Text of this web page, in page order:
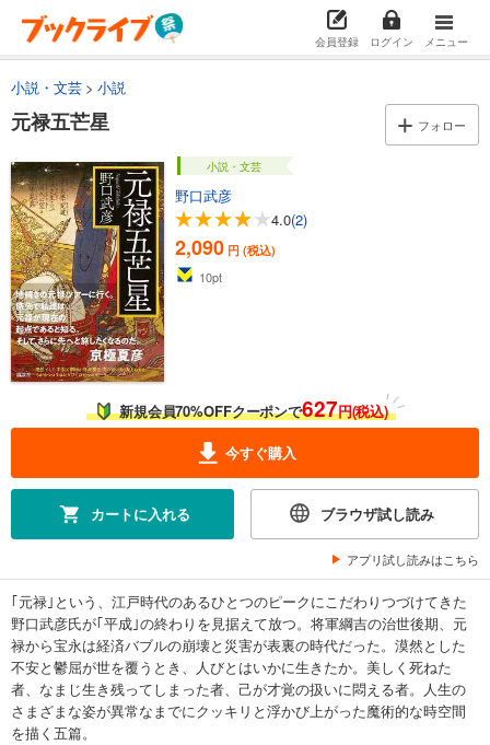
会員登録 ログイン メニュー
小説・文芸 小説
元禄五芒星 フォロー
小説・文芸
野口武彦
4.0(2)
2,090 円 (税込)
10pt
新規会員70%OFFクーポンで627円(税込)
今すぐ購入
カートに入れる ブラウザ試し読み
アプリ試し読みはこちら
｢元禄｣という、江戸時代のあるひとつのピークにこだわりつづけてきた
野口武彦氏が｢平成｣の終わりを見据えて放つ。将軍綱吉の治世後期、元
禄から宝永は経済バブルの崩壊と災害が表裏の時代だった。漠然とした
不安と鬱屈が世を覆うとき、人びとはいかに生きたか。美しく死ねた
者、なまじ生き残ってしまった者、己が才覚の扱いに悶える者。人生の
さまざまな姿が異常なまでにクッキリと浮かび上がった魔術的な時空間
を描く五篇。